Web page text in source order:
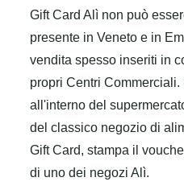
Gift Card Alì non può
presente in Veneto e in
vendita spesso inseriti in
propri Centri
all'interno del
del classico negozio di
Gift Card, stampa il
di uno dei negozi Alì.